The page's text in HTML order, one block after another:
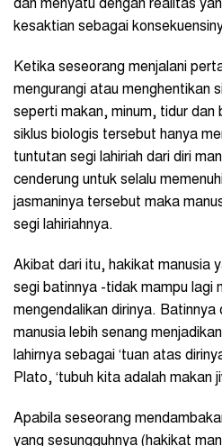
dan menyatu dengan realitas
kesaktian sebagai
Ketika seseorang menjalani
mengurangi atau menghentikan
seperti makan, minum, tidur dan
siklus biologis tersebut hanya
tuntutan segi lahiriah dari diri
cenderung untuk selalu
jasmaninya tersebut maka
segi lahiriahnya.
Akibat dari itu, hakikat manusia
segi batinnya -tidak mampu lagi
mengendalikan dirinya.
manusia lebih senang
lahirnya sebagai ‘tuan atas
Plato, ‘tubuh kita adalah makan
Apabila seseorang
yang sesungguhnya (hakikat